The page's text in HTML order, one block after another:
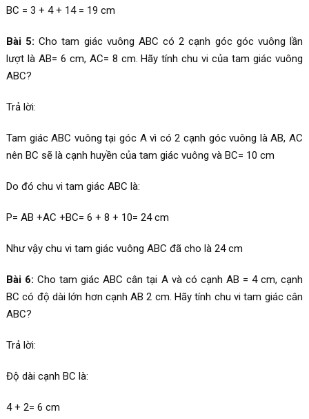
BC = 3 + 4 + 14 = 19 cm
Bài 5: Cho tam giác vuông ABC có 2 cạnh góc góc vuông lần
lượt là AB= 6 cm, AC= 8 cm. Hãy tính chu vi của tam giác vuông
ABC?
Trả lời:
Tam giác ABC vuông tại góc A vì có 2 cạnh góc vuông là AB, AC
nên BC sẽ là cạnh huyền của tam giác vuông và BC= 10 cm
Do đó chu vi tam giác ABC là:
P= AB +AC +BC= 6 + 8 + 10= 24 cm
Như vậy chu vi tam giác vuông ABC đã cho là 24 cm
Bài 6: Cho tam giác ABC cân tại A và có cạnh AB = 4 cm, cạnh
BC có độ dài lớn hơn cạnh AB 2 cm. Hãy tính chu vi tam giác cân
ABC?
Trả lời:
Độ dài cạnh BC là:
4 + 2= 6 cm